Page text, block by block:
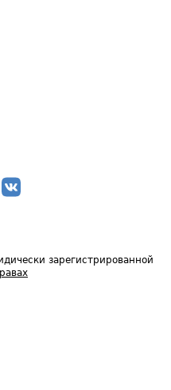
зарегистрированной